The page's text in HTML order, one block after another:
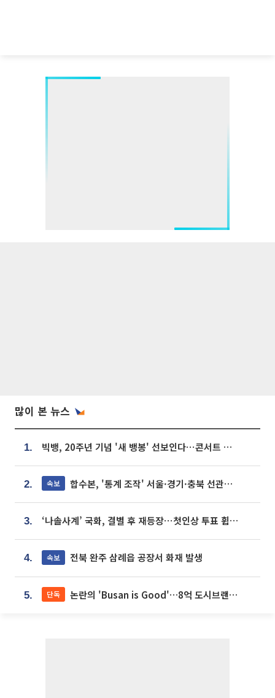
많이 본 뉴스
1. 빅뱅, 20주년 기념 '새 뱅봉' 선보인다⋯콘서트 앞두고 팝업 개최
2. 속보 합수본, '통계 조작' 서울·경기·충북 선관위 등 추가 압수수색
3. ‘나솔사계’ 국화, 결별 후 재등장⋯첫인상 투표 휩쓸고 ‘인기녀’ 등극
4. 속보 전북 완주 삼례읍 공장서 화재 발생
5. 단독 논란의 'Busan is Good'…8억 도시브랜드, 용산 대통령실 CI 업체가 수행